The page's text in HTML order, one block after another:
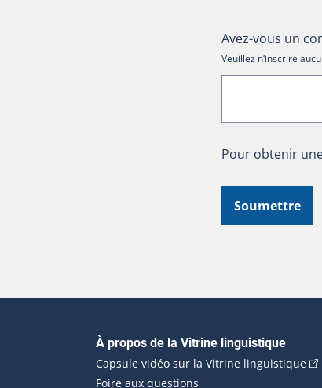
Avez-vous un
Veuillez n’inscrire
Pour obtenir
Soumettre
Navigation principale
À propos de la Vitrine linguistique
Capsule vidéo sur la Vitrine linguistique
Foire aux questions